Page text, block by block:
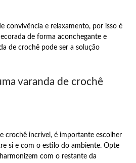
convivência e relaxamento, por isso é
de forma aconchegante e
de crochê pode ser a solução
varanda de crochê
crochê incrível, é importante escolher
si e com o estilo do ambiente. Opte
com o restante da